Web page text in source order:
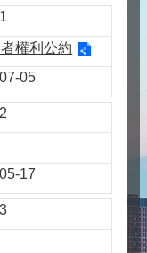
1
權利公約
05
2
17
3